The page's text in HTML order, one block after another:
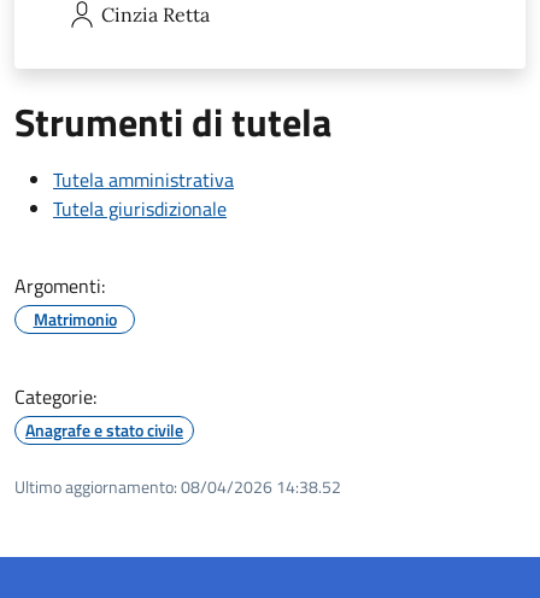
Cinzia Retta
Strumenti di tutela
Tutela amministrativa
Tutela giurisdizionale
Argomenti:
Matrimonio
Categorie:
Anagrafe e stato civile
Ultimo aggiornamento:08/04/2026 14:38.52